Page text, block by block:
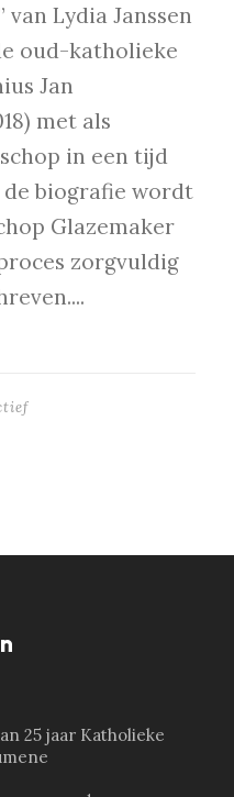
Lydia Janssen
oud-katholieke
Jan
met als
in een tijd
de biografie wordt
Glazemaker
zorgvuldig
25 jaar Katholieke